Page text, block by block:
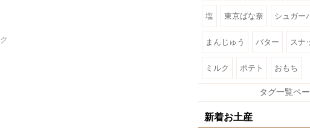
塩 東京ばな奈 シュガー
まんじゅう バター スナ
ミルク ポテト おもち
タグ一覧ペ
新着お土産